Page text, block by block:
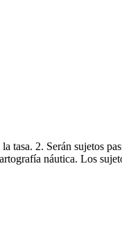
tasa. 2. Serán sujetos
náutica. Los